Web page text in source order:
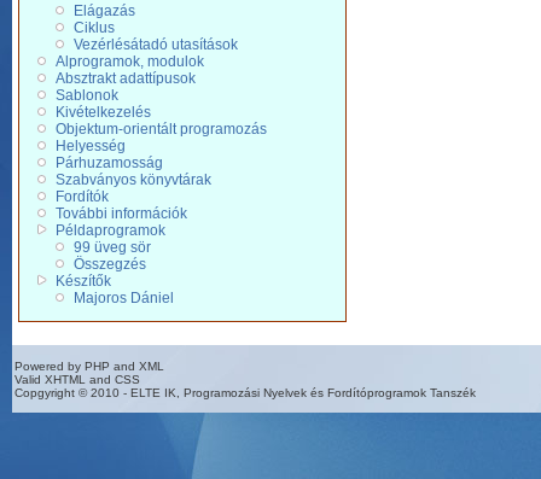
Elágazás
Ciklus
Vezérlésátadó utasítások
Alprogramok, modulok
Absztrakt adattípusok
Sablonok
Kivételkezelés
Objektum-orientált programozás
Helyesség
Párhuzamosság
Szabványos könyvtárak
Fordítók
További információk
Példaprogramok
99 üveg sör
Összegzés
Készítők
Majoros Dániel
Powered by PHP and XML
Valid XHTML and CSS
Copgyright © 2010 - ELTE IK, Programozási Nyelvek és Fordítóprogramok Tanszék